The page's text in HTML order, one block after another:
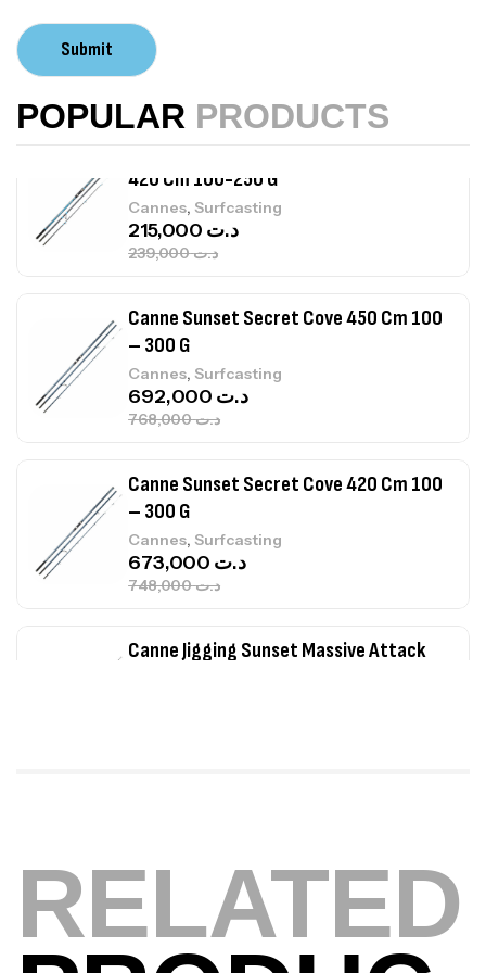
Submit
POPULAR PRODUCTS
Volant 3 Branches Inox T26S/35
Accastillage bateau
420 Cm 100-250 G
Cannes, Surfcasting
د.ت239,000
د.ت
Canne Sunset Secret Cove 450 Cm 100
– 300 G
Cannes, Surfcasting
د.ت768,000
د.ت
Canne Sunset Secret Cove 420 Cm 100
– 300 G
Cannes, Surfcasting
د.ت748,000
د.ت
Canne Jigging Sunset Massive Attack
Bagagerie Surfcasting
د.ت
د.ت
RELATED